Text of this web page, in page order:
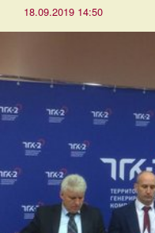
18.09.2019 14:50